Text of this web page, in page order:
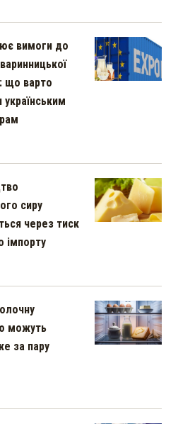
вимоги до
що варто
українським
сиру
через тиск
імпорту
можуть
за пару